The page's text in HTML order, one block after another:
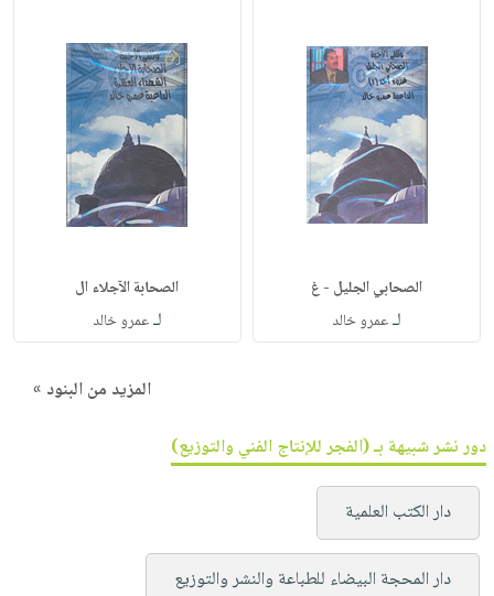
الصحابي الجليل - غ
لـعمرو خالد
الصحابة الآجلاء ال
لـعمرو خالد
المزيد من البنود »
دور نشر شبيهة بـ (الفجر للإنتاج الفني والتوزيع)
دار الكتب العلمية
دار المحجة البيضاء للطباعة والنشر والتوزيع